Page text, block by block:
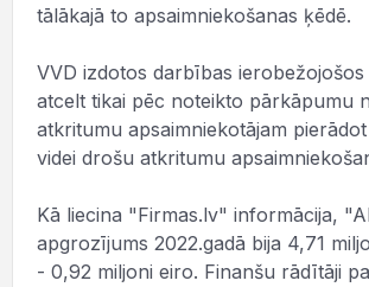
tālākajā to apsaimniekošanas ķēdē.
VVD izdotos darbības
atcelt tikai pēc noteikto pārkāpumu
atkritumu apsaimniekotājam
videi drošu atkritumu
Kā liecina "Firmas.lv" informācija,
apgrozījums 2022.gadā bija 4,71
- 0,92 miljoni eiro. Finanšu rādītāji